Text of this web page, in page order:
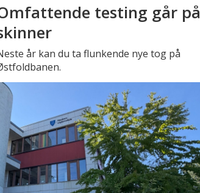
testing går på
år kan du ta flunkende nye tog på